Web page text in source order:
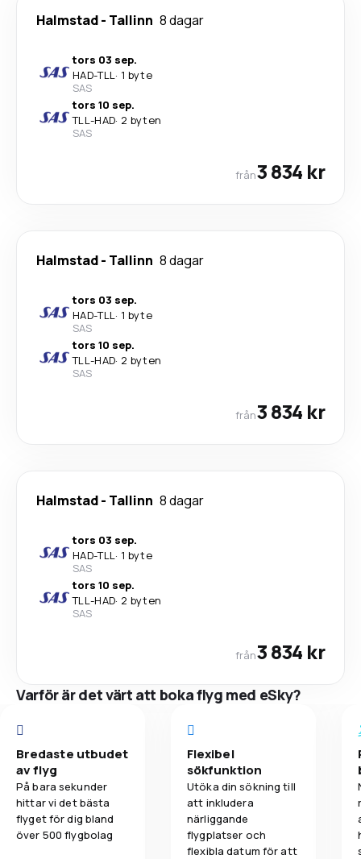
Halmstad- Tallinn 8 dagar
tors 03 sep.
HAD-TLL· 1 byte
SAS
tors 10 sep.
TLL-HAD· 2 byten
SAS
från3 834 kr
Halmstad- Tallinn 8 dagar
tors 03 sep.
HAD-TLL· 1 byte
SAS
tors 10 sep.
TLL-HAD· 2 byten
SAS
från3 834 kr
Halmstad- Tallinn 8 dagar
tors 03 sep.
HAD-TLL· 1 byte
SAS
tors 10 sep.
TLL-HAD· 2 byten
SAS
från3 834 kr
Varför är det värt att boka flyg med eSky?
Bredaste utbudet
av flyg
På bara sekunder
hittar vi det bästa
flyget för dig bland
över 500 flygbolag
Flexibel
sökfunktion
Utöka din sökning till
att inkludera
närliggande
flygplatser och
flexibla datum för att